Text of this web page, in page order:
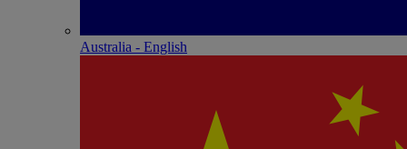
Australia - English